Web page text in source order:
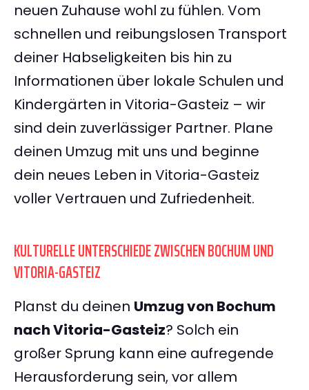
neuen Zuhause wohl zu fühlen. Vom
schnellen und reibungslosen Transport
deiner Habseligkeiten bis hin zu
Informationen über lokale Schulen und
Kindergärten in Vitoria-Gasteiz – wir
sind dein zuverlässiger Partner. Plane
deinen Umzug mit uns und beginne
dein neues Leben in Vitoria-Gasteiz
voller Vertrauen und Zufriedenheit.
KULTURELLE UNTERSCHIEDE ZWISCHEN BOCHUM UND
VITORIA-GASTEIZ
Planst du deinen Umzug von Bochum
nach Vitoria-Gasteiz? Solch ein
großer Sprung kann eine aufregende
Herausforderung sein, vor allem